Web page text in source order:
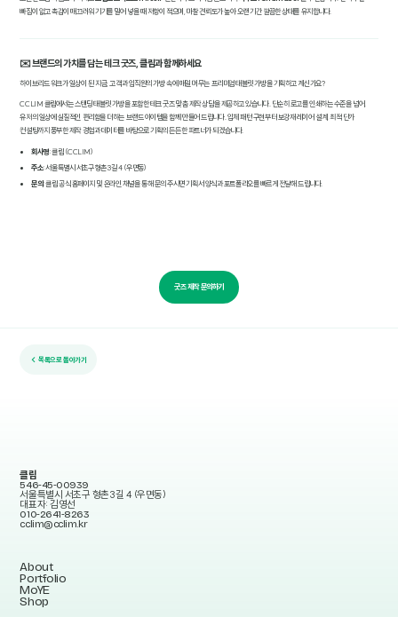
빠짐이 없고 촉감이 매끄러워 기기를 밀어 넣을 때 저항이 적으며, 마찰 견뢰도가 높아 오랜 기간 깔끔한 상태를 유지합니다.
✉️ 브랜드의 가치를 담는 테크 굿즈, 클림과 함께하세요
하이브리드 워크가 일상이 된 지금, 고객과 임직원의 가방 속에 매일 머무는 프리미엄 태블릿 가방을 기획하고 계신가요?
CCLIM 클림에서는 스탠딩 태블릿 가방을 포함한 테크 굿즈 맞춤 제작 상담을 제공하고 있습니다. 단순히 로고를 인쇄하는 수준을 넘어,
유저의 일상에 실질적인 편리함을 더하는 브랜드 아이템을 함께 만들어 드립니다. 입체 패턴 구현부터 보강재 레이어 설계, 최적 단가
컨설팅까지 풍부한 제작 경험과 데이터를 바탕으로 기획의 든든한 파트너가 되겠습니다.
회사명: 클림 (CCLIM)
주소: 서울특별시 서초구 형촌3길 4 (우면동)
문의: 클림 공식 홈페이지 및 온라인 채널을 통해 문의 주시면 기획서 양식과 포트폴리오를 빠르게 전달해 드립니다.
굿즈 제작 문의하기
← 목록으로 돌아가기
클림
546-45-00939
서울특별시 서초구 형촌3길 4 (우면동)
대표자: 김영선
010-2641-8263
cclim@cclim.kr
About
Portfolio
MoYE
Shop